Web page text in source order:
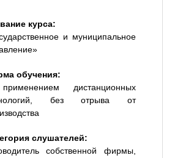
курса:
и муниципальное
обучения:
дистанционных
без отрыва от
слушателей:
собственной фирмы,